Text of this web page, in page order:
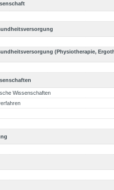
(Physiotherapie,
Wissenschaften